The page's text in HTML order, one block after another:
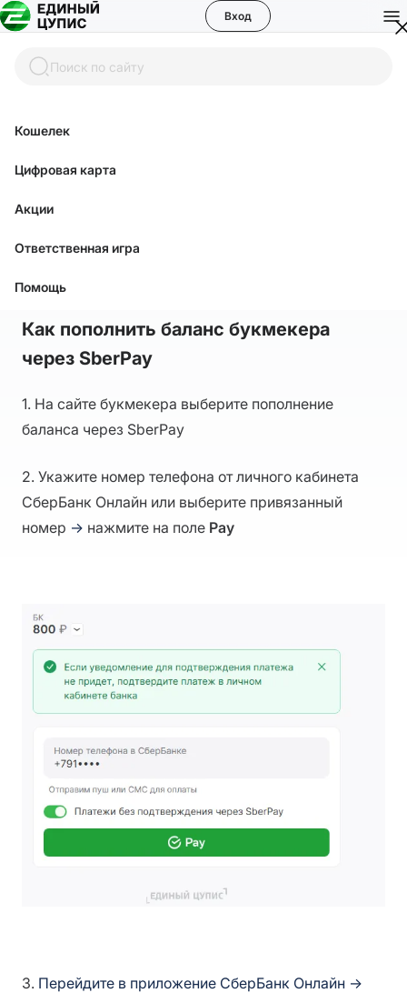
Поиск по сайту
Кошелек
Цифровая карта
Акции
Ответственная игра
Помощь
Вход
Как пополнить баланс букмекера
через SberPay
1. На сайте букмекера выберите пополнение
баланса через SberPay
2. Укажите номер телефона от личного кабинета
СберБанк Онлайн или выберите привязанный
номер → нажмите на поле Pay
3. Перейдите в приложение СберБанк Онлайн →